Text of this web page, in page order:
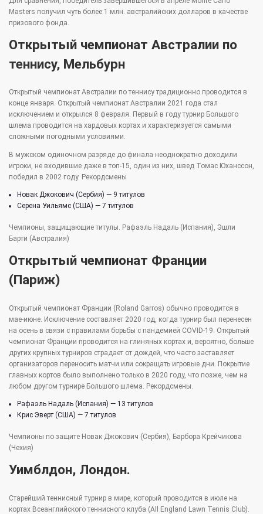
Masters получил чуть более 1 млн. австралийских долларов в качестве
призового фонда.
Открытый чемпионат Австралии по
теннису, Мельбурн
Открытый чемпионат Австралии по теннису традиционно проводится в
конце января. Открытый чемпионат Австралии 2021 года стал
исключением и открылся 8 февраля. Первый в году турнир Большого
шлема проводится на хардовых кортах и характеризуется самыми
сложными погодными условиями.
В мужском одиночном разряде до финала неоднократно доходили
игроки, не входившие даже в топ-15, один из них, швед Томас Юханссон,
победил в 2002 году. Рекордсмены
Новак Джокович (Сербия) — 9 титулов
Серена Уильямс (США) — 7 титулов
Чемпионы, защищающие титулы. Рафаэль Надаль (Испания), Эшли
Барти (Австралия)
Открытый чемпионат Франции
(Париж)
Открытый чемпионат Франции (Roland Garros) обычно проводится в
мае-июне. Исключение составляет 2020 год, когда турнир был перенесен
на осень в связи с правилами борьбы с пандемией COVID-19. Открытый
чемпионат Франции проводится на глиняных кортах и, вероятно, больше
других крупных турниров страдает от дождей, что часто заставляет
организаторов переносить матчи или сокращать игровые дни. Покрытие
главных кортов было выполнено только в 2020 году, что позже, чем на
любом другом турнире Большого шлема. Рекордсмены.
Рафаэль Надаль (Испания) — 13 титулов
Крис Эверт (США) — 7 титулов
Чемпионы по защите Новак Джокович (Сербия), Барбора Крейчикова
(Чехия)
Уимблдон, Лондон.
Старейший теннисный турнир в мире, который проводится в июле на
кортах Всеанглийского теннисного клуба (All England Lawn Tennis Club).